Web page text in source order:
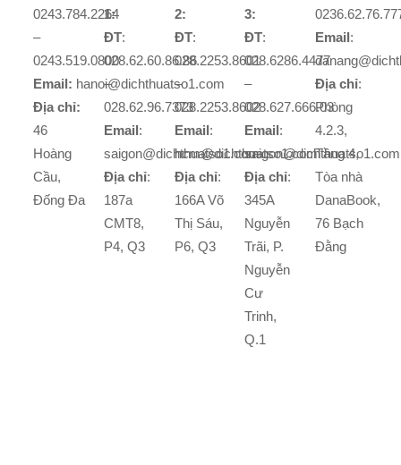
0243.784.2264
–
0243.519.0800
Email: hanoi@dichthuatso1.com
Địa chỉ:
46
Hoàng
Cầu,
Đống Đa
1:
ĐT:
028.62.60.86.86
–
028.62.96.7373
Email:
saigon@dichthuatso1.com
Địa chỉ:
187a
CMT8,
P4, Q3
2:
ĐT:
028.2253.8601
–
028.2253.8602
Email:
hcm@dichthuatso1.com
Địa chỉ:
166A Võ
Thị Sáu,
P6, Q3
3:
ĐT:
028.6286.4477
–
028.627.666.03
Email:
saigon@dichthuatso1.com
Địa chỉ:
345A
Nguyễn
Trãi, P.
Nguyễn
Cư
Trinh,
Q.1
Email:
Địa chỉ:
Phòng
4.2.3,
Tầng 4,
Tòa nhà
DanaBook,
76 Bạch
Đằng